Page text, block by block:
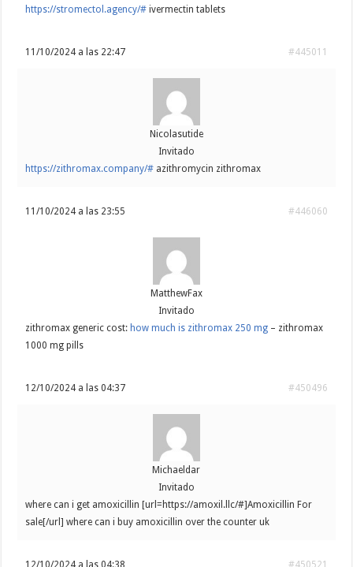
https://stromectol.agency/# ivermectin tablets
11/10/2024 a las 22:47 #445011
Nicolasutide
Invitado
https://zithromax.company/# azithromycin zithromax
11/10/2024 a las 23:55 #446060
MatthewFax
Invitado
zithromax generic cost: how much is zithromax 250 mg – zithromax
1000 mg pills
12/10/2024 a las 04:37 #450496
Michaeldar
Invitado
where can i get amoxicillin [url=https://amoxil.llc/#]Amoxicillin For
sale[/url] where can i buy amoxicillin over the counter uk